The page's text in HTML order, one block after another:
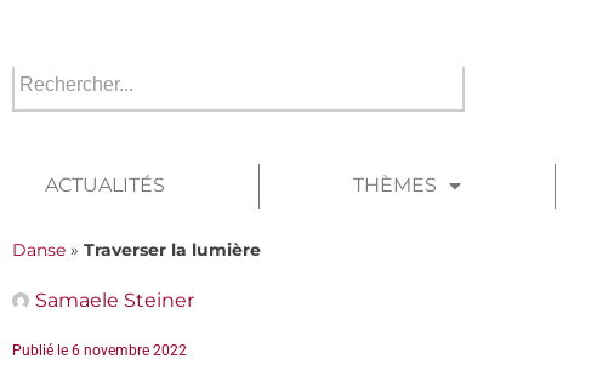
ACTUALITÉS THÈMES
Danse » Traverser la lumière
Samaele Steiner
Publié le 6 novembre 2022